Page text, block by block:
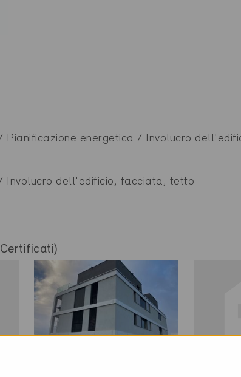
Pianificazione energetica / Involucro
Involucro dell'edificio, facciata, tetto